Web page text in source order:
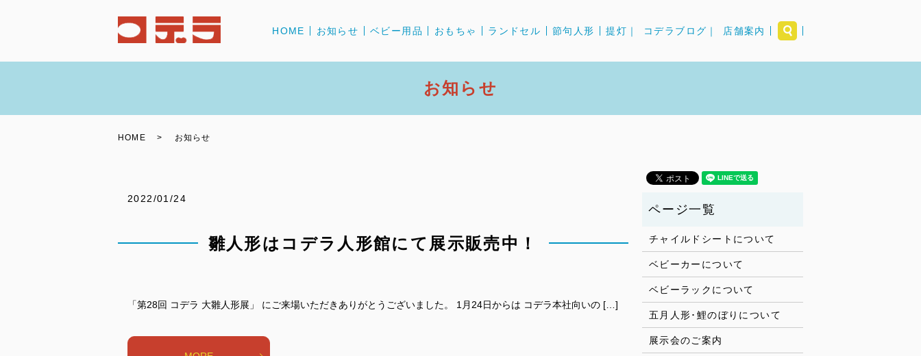
HOME お知らせ ベビー用品 おもちゃ ランドセル 節句人形 提灯｜ コデラブログ｜ 店舗案内
お知らせ
HOME お知らせ
2022/01/24
雛人形はコデラ人形館にて展示販売中！
「第28回 コデラ 大雛人形展」 にご来場いただきありがとうございました。 1月24日からは コデラ本社向いの […]
チャイルドシートについて
ベビーカーについて
ベビーラックについて
五月人形･鯉のぼりについて
展示会のご案内